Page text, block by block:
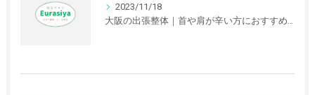
2023/11/18